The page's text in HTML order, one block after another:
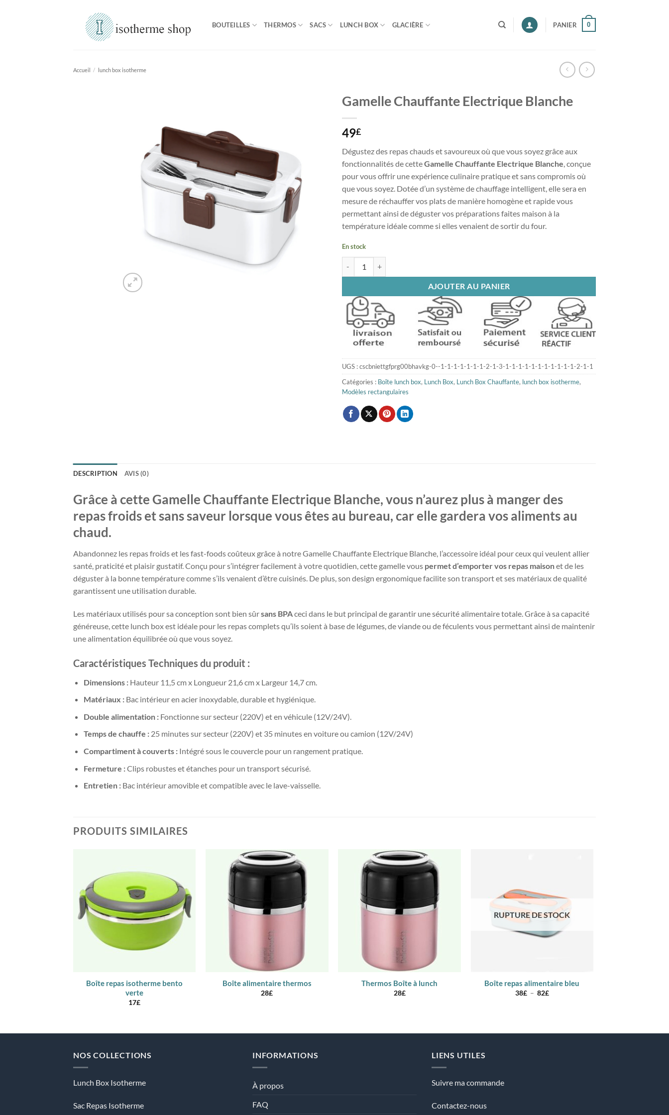
BOUTEILLES THERMOS SACS LUNCH BOX GLACIÈRE PANIER 0
Accueil / lunch box isotherme
Gamelle Chauffante Electrique Blanche
49£
Dégustez des repas chauds et savoureux où que vous soyez grâce aux
fonctionnalités de cetteGamelle Chauffante Electrique Blanche, conçue
pour vous offrir une expérience culinaire pratique et sans compromis où
que vous soyez. Dotée d’un système de chauffage intelligent, elle sera en
mesure de réchauffer vos plats de manière homogène et rapide vous
permettant ainsi de déguster vos préparations faites maison à la
température idéale comme si elles venaient de sortir du four.
En stock
AJOUTER AU PANIER
UGS :cscbniettgfprg00bhavkg-0--1-1-1-1-1-1-1-2-1-3-1-1-1-1-1-1-1-1-1-1-1-2-1-1
Catégories : Boîte lunch box, Lunch Box, Lunch Box Chauffante, lunch box isotherme,
Modèles rectangulaires
DESCRIPTION AVIS (0)
Grâce à cette Gamelle Chauffante Electrique Blanche, vous n’aurez plus à manger des
repas froids et sans saveur lorsque vous êtes au bureau, car elle gardera vos aliments au
chaud.
Abandonnez les repas froids et les fast-foods coûteux grâce à notre Gamelle Chauffante Electrique Blanche, l’accessoire idéal pour ceux qui veulent allier
santé, praticité et plaisir gustatif. Conçu pour s’intégrer facilement à votre quotidien, cette gamelle vous permet d’emporter vos repas maisonet de les
déguster à la bonne température comme s’ils venaient d’être cuisinés. De plus, son design ergonomique facilite son transport et ses matériaux de qualité
garantissent une utilisation durable.
Les matériaux utilisés pour sa conception sont bien sûrsans BPAceci dans le but principal de garantir une sécurité alimentaire totale. Grâce à sa capacité
généreuse, cette lunch box est idéale pour les repas complets qu’ils soient à base de légumes, de viande ou de féculents vous permettant ainsi de maintenir
une alimentation équilibrée où que vous soyez.
Caractéristiques Techniques du produit :
Dimensions :Hauteur 11,5 cm x Longueur 21,6 cm x Largeur 14,7 cm.
Matériaux :Bac intérieur en acier inoxydable, durable et hygiénique.
Double alimentation :Fonctionne sur secteur (220V) et en véhicule (12V/24V).
Temps de chauffe : 25 minutes sur secteur (220V) et 35 minutes en voiture ou camion (12V/24V)
Compartiment à couverts :Intégré sous le couvercle pour un rangement pratique.
Fermeture :Clips robustes et étanches pour un transport sécurisé.
Entretien :Bac intérieur amovible et compatible avec le lave-vaisselle.
PRODUITS SIMILAIRES
Boîte repas isotherme bento
verte
17£
Boîte alimentaire thermos
28£
Thermos Boîte à lunch
28£
RUPTURE DE STOCK
Boîte repas alimentaire bleu
38£ – 82£Plage
NOS COLLECTIONS
Lunch Box Isotherme
Sac Repas Isotherme
INFORMATIONS
À propos
FAQ
LIENS UTILES
Suivre ma commande
Contactez-nous